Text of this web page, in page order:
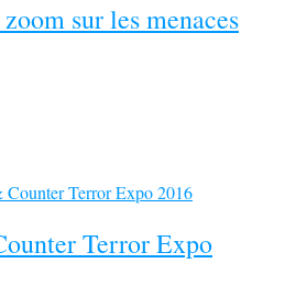
sur les menaces
Terror Expo